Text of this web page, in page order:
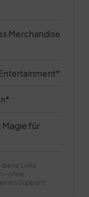
Merchandise
Magie für
Links
– ohne
Support!